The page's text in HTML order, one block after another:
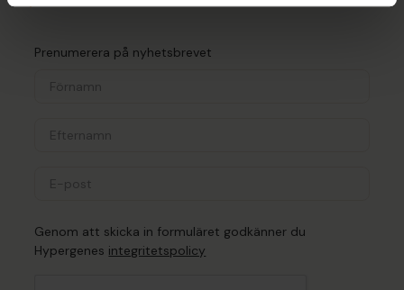
Prenumerera på nyhetsbrevet
Genom att skicka in formuläret godkänner du
Hypergenes integritetspolicy